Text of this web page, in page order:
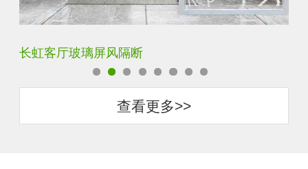
夹丝夹胶夹绢玻璃屏风
查看更多>>